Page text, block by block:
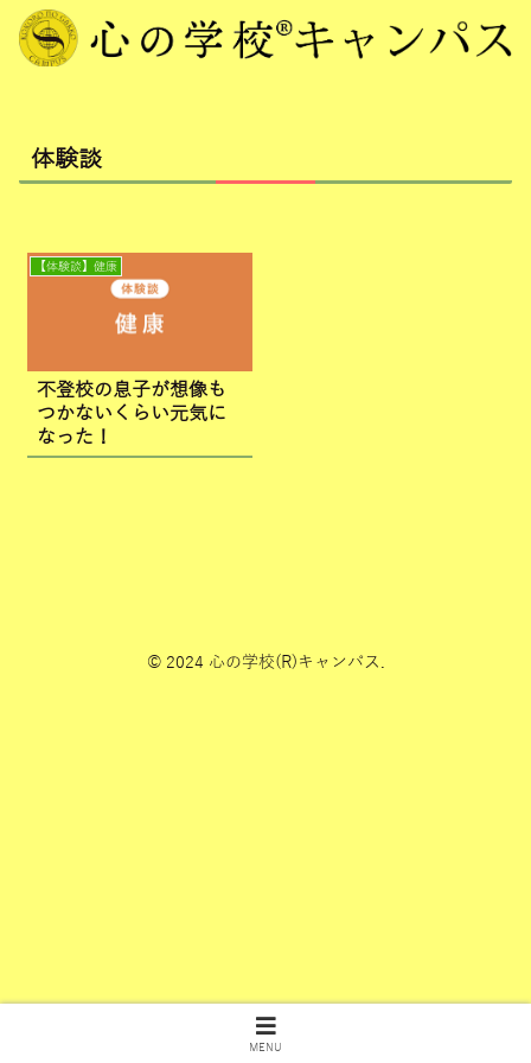
体験談
【体験談】健康
不登校の息子が想像も
つかないくらい元気に
なった！
© 2024 心の学校(R)キャンパス.
MENU